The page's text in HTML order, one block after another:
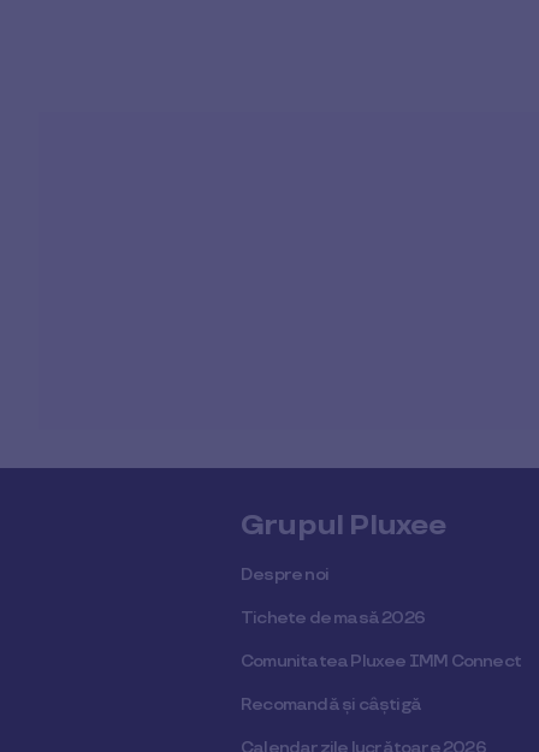
Grupul Pluxee
Despre noi
Tichete de masă 2026
Comunitatea Pluxee IMM Connect
Recomandă și câștigă
Calendar zile lucrătoare 2026